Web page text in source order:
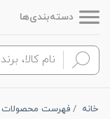
دسته‌بندی‌ها
خانه فهرست محصولات